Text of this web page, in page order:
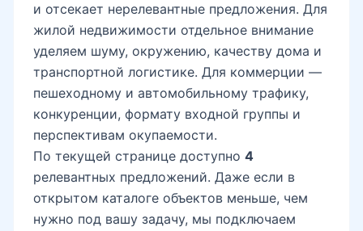
и отсекает нерелевантные предложения. Для
жилой недвижимости отдельное внимание
уделяем шуму, окружению, качеству дома и
транспортной логистике. Для коммерции —
пешеходному и автомобильному трафику,
конкуренции, формату входной группы и
перспективам окупаемости.
По текущей странице доступно 4
релевантных предложений. Даже если в
открытом каталоге объектов меньше, чем
нужно под вашу задачу, мы подключаем